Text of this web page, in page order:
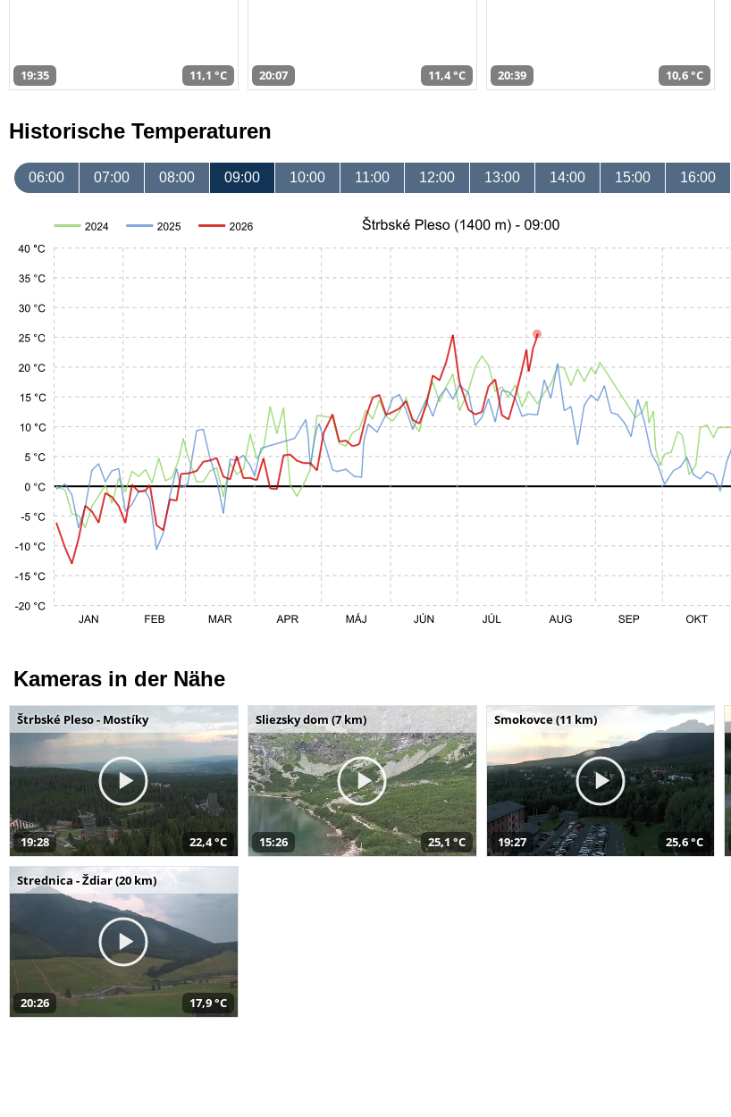
19:35 11,1 °C 20:07 11,4 °C 20:39 10,6 °C
Historische Temperaturen
06:00 07:00 08:00 09:00 10:00 11:00 12:00 13:00 14:00 15:00 16:00
Kameras in der Nähe
Štrbské Pleso - Mostíky
19:28 22,4 °C
Sliezsky dom (7 km)
15:26 25,1 °C
Smokovce (11 km)
19:27 25,6 °C
Strednica - Ždiar (20 km)
20:26 17,9 °C